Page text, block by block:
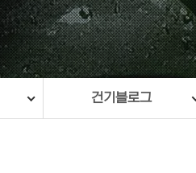
건기블로그